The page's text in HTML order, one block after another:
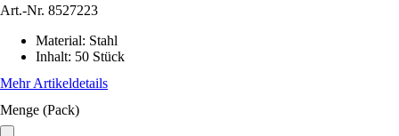
Art.-Nr. 8527223
Material: Stahl
Inhalt: 50 Stück
Mehr Artikeldetails
Menge (Pack)